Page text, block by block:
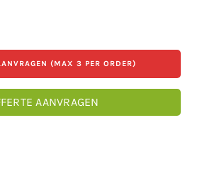
(MAX 3 PER ORDER)
AANVRAGEN